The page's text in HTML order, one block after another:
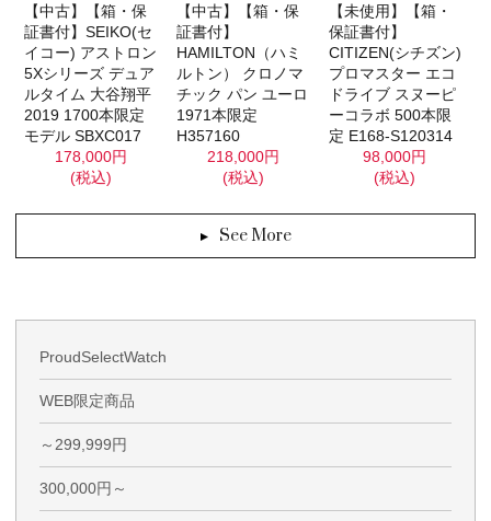
【中古】【箱・保
証書付】SEIKO(セ
イコー) アストロン
5Xシリーズ デュア
ルタイム 大谷翔平
2019 1700本限定
モデル SBXC017
178,000円
(税込)
【中古】【箱・保
証書付】
HAMILTON（ハミ
ルトン） クロノマ
チック パン ユーロ
1971本限定
H357160
218,000円
(税込)
【未使用】【箱・
保証書付】
CITIZEN(シチズン)
プロマスター エコ
ドライブ スヌーピ
ーコラボ 500本限
定 E168-S120314
98,000円
(税込)
See More
ProudSelectWatch
WEB限定商品
～299,999円
300,000円～